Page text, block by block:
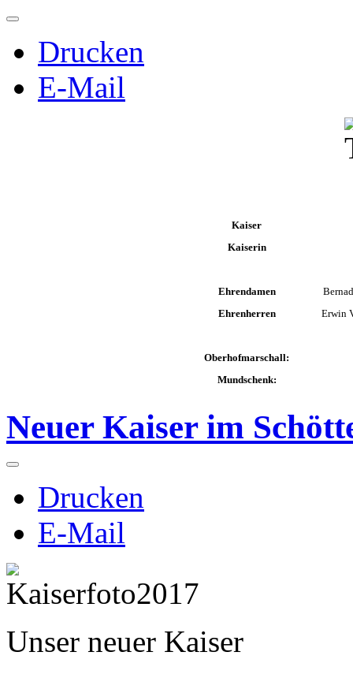
Drucken
E-Mail
Kaiser
Kaiserin
Ehrendamen
Ehrenherren
Erwin
Oberhofmarschall:
Mundschenk:
Neuer Kaiser im
Drucken
E-Mail
Unser neuer Kaiser